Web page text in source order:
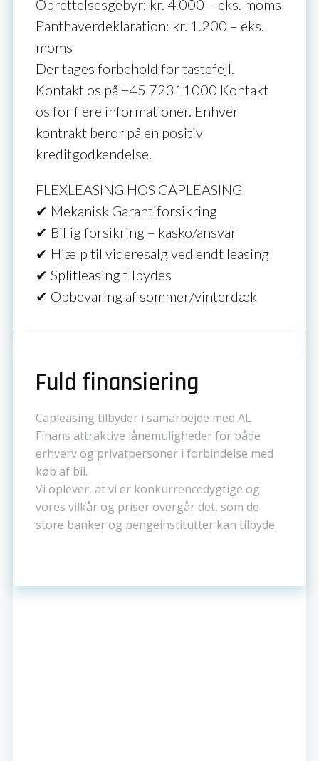
Oprettelsesgebyr: kr. 4.000 – eks. moms
Panthaverdeklaration: kr. 1.200 – eks.
moms
Der tages forbehold for tastefejl.
Kontakt os på +45 72311000 Kontakt
os for flere informationer. Enhver
kontrakt beror på en positiv
kreditgodkendelse.
FLEXLEASING HOS CAPLEASING
✔ Mekanisk Garantiforsikring
✔ Billig forsikring – kasko/ansvar
✔ Hjælp til videresalg ved endt leasing
✔ Splitleasing tilbydes
✔ Opbevaring af sommer/vinterdæk
Fuld finansiering
Capleasing tilbyder i samarbejde med AL
Finans attraktive lånemuligheder for både
erhverv og privatpersoner i forbindelse med
køb af bil.
Vi oplever, at vi er konkurrencedygtige og
vores vilkår og priser overgår det, som de
store banker og pengeinstitutter kan tilbyde.